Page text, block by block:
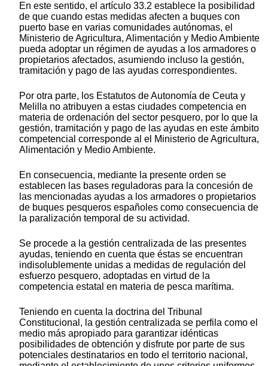
En este sentido, el artículo 33.2 establece la posibilidad
de que cuando estas medidas afecten a buques con
puerto base en varias comunidades autónomas, el
Ministerio de Agricultura, Alimentación y Medio Ambiente
pueda adoptar un régimen de ayudas a los armadores o
propietarios afectados, asumiendo incluso la gestión,
tramitación y pago de las ayudas correspondientes.
Por otra parte, los Estatutos de Autonomía de Ceuta y
Melilla no atribuyen a estas ciudades competencia en
materia de ordenación del sector pesquero, por lo que la
gestión, tramitación y pago de las ayudas en este ámbito
competencial corresponde al el Ministerio de Agricultura,
Alimentación y Medio Ambiente.
En consecuencia, mediante la presente orden se
establecen las bases reguladoras para la concesión de
las mencionadas ayudas a los armadores o propietarios
de buques pesqueros españoles como consecuencia de
la paralización temporal de su actividad.
Se procede a la gestión centralizada de las presentes
ayudas, teniendo en cuenta que éstas se encuentran
indisolublemente unidas a medidas de regulación del
esfuerzo pesquero, adoptadas en virtud de la
competencia estatal en materia de pesca marítima.
Teniendo en cuenta la doctrina del Tribunal
Constitucional, la gestión centralizada se perfila como el
medio más apropiado para garantizar idénticas
posibilidades de obtención y disfrute por parte de sus
potenciales destinatarios en todo el territorio nacional,